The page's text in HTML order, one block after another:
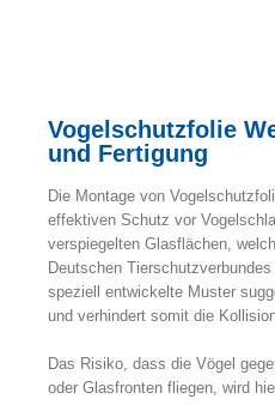
Vogelschutzfolie
und Fertigung
Die Montage von
effektiven Schutz vor
verspiegelten Glasflächen,
Deutschen
speziell entwickelte Muster
und verhindert somit die
Das Risiko, dass die Vögel
oder Glasfronten fliegen, wird